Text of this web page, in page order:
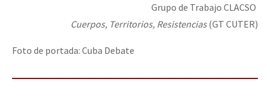
Grupo de Trabajo CLACSO
Cuerpos, Territorios, Resistencias(GT CUTER)
Foto de portada: Cuba Debate